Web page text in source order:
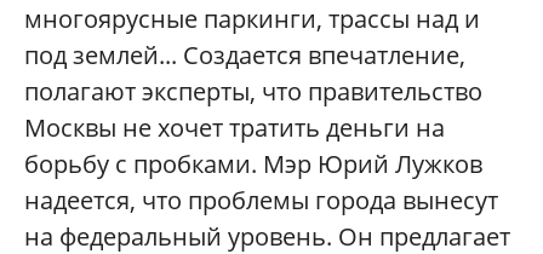
многоярусные паркинги, трассы над и
под землей... Создается впечатление,
полагают эксперты, что правительство
Москвы не хочет тратить деньги на
борьбу с пробками. Мэр Юрий Лужков
надеется, что проблемы города вынесут
на федеральный уровень. Он предлагает